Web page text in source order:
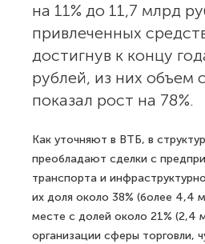
на 11% до 11,7 млрд
привлеченных
достигнув к концу
рублей, из них объем
показал рост на 78%.
Как уточняют в ВТБ, в
преобладают сделки с
транспорта и
их доля около 38% (более 4,4
месте с долей около 21% (2,4
организации сферы торговли,